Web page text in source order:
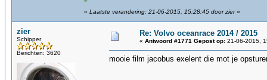
« Laatste verandering: 21-06-2015, 15:28:45 door zier»
zier
Schipper
Berichten: 3620
Re: Volvo oceanrace 2014 / 2015
« Antwoord #1771 Gepost op: 21-06-2015,
mooie film jacobus exelent die mot je